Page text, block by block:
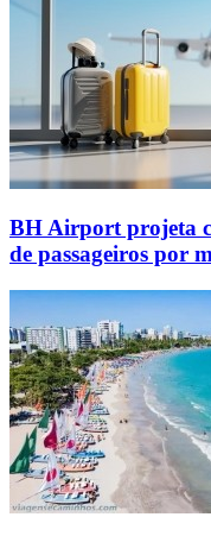
BH Airport projeta
de passageiros por